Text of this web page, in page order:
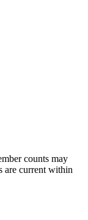
counts may
are current within